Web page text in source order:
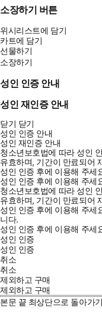
소장하기 버튼
위시리스트에 담기
카트에 담기
선물하기
소장하기
성인 인증 안내
성인 재인증 안내
닫기 닫기
성인 인증 안내
성인 재인증 안내
청소년보호법에 따라 성인
유효하며, 기간이 만료되어
성인 인증 후에 이용해 주세
성인 인증 후에 이용해 주세
청소년보호법에 따라 성인
유효하며, 기간이 만료되어
성인 인증 후에 이용해 주세
니다.
성인 인증 후에 이용해 주세
성인 인증
성인 인증
취소
취소
제외하고 구매
제외하고 구매
본문 끝 최상단으로 돌아가기